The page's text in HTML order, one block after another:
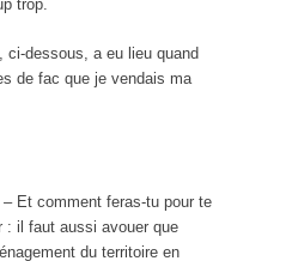
trop.
ci-dessous, a eu lieu quand
de fac que je vendais ma
Et comment feras-tu pour te
: il faut aussi avouer que
du territoire en